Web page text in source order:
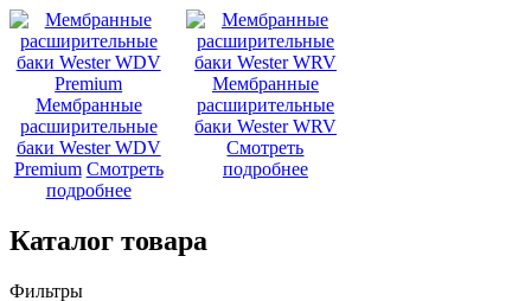
Мембранные
расширительные
баки Wester WDV
Premium Смотреть
подробнее
Мембранные
расширительные
баки Wester WRV
Смотреть
подробнее
Каталог товара
Фильтры